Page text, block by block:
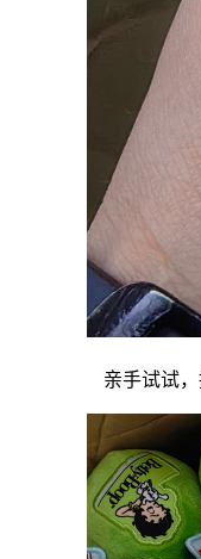
亲手试试